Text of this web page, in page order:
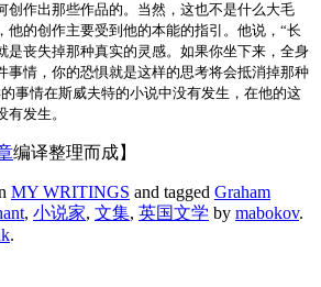
创作出那些作品的。当然，这也不是什么大毛
他的创作主要受到他的本能的指引。他说，“长
是丧失掉那种真实的灵感。如果你坐下来，全身
事情，你的恐惧就是这样的思考将会抵消掉那种
事情在斯威夫特的小说中没有发生，在他的这
发生。
编译整理而成】
MY WRITINGS and tagged Graham
, 小说家, 文集, 英国文学 by mabokov.
.